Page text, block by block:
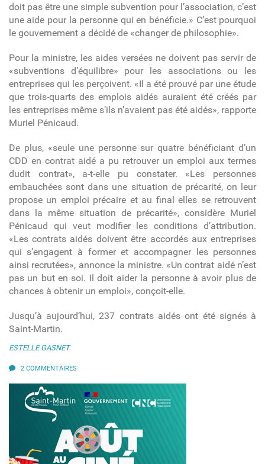
doit pas être une simple subvention pour l’association, c’est
une aide pour la personne qui en bénéficie.» C’est pourquoi
le gouvernement a décidé de «changer de philosophie».
Pour la ministre, les aides versées ne doivent pas servir de
«subventions d’équilibre» pour les associations ou les
entreprises qui les perçoivent. «Il a été prouvé par une étude
que trois-quarts des emplois aidés auraient été créés par
les entreprises même s’ils n’avaient pas été aidés», rapporte
Muriel Pénicaud.
De plus, «seule une personne sur quatre bénéficiant d’un
CDD en contrat aidé a pu retrouver un emploi aux termes
dudit contrat», a-t-elle pu constater. «Les personnes
embauchées sont dans une situation de précarité, on leur
propose un emploi précaire et au final elles se retrouvent
dans la même situation de précarité», considère Muriel
Pénicaud qui veut modifier les conditions d’attribution.
«Les contrats aidés doivent être accordés aux entreprises
qui s’engagent à former et accompagner les personnes
ainsi recrutées», annonce la ministre. «Un contrat aidé n’est
pas un but en soi. Il doit aider la personne à avoir plus de
chances à obtenir un emploi», conçoit-elle.
Jusqu’à aujourd’hui, 237 contrats aidés ont été signés à
Saint-Martin.
ESTELLE GASNET
2 COMMENTAIRES